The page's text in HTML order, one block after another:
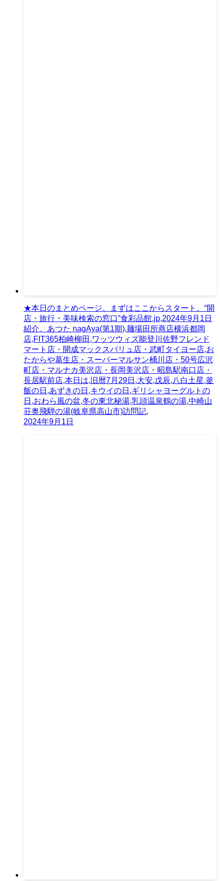
★本日のまとめページ。まずはここからスタート。“開
店・旅行・美味検索の窓口”食彩品館.jp,2024年9月1日
紹介。あつた nagAya(第1期),麺場田所商店横浜都岡
店,FIT365柏崎柳田,ワッツウィズ能登川佐野フレンド
マート店・開成マックスバリュ店・武町タイヨー店,お
たからや葛生店・スーパーマルサン桶川店・50号広沢
町店・マルナカ美沢店・長岡美沢店・昭島駅南口店・
長居駅前店,本日は,旧暦7月29日,大安,戊辰,八白土星,釜
飯の日,あずきの日,キウイの日,ギリシャヨーグルトの
日,おわら風の盆,冬の東北秘湯,乳頭温泉鶴の湯,中崎山
荘奥飛騨の湯(岐阜県高山市)訪問記,
2024年9月1日